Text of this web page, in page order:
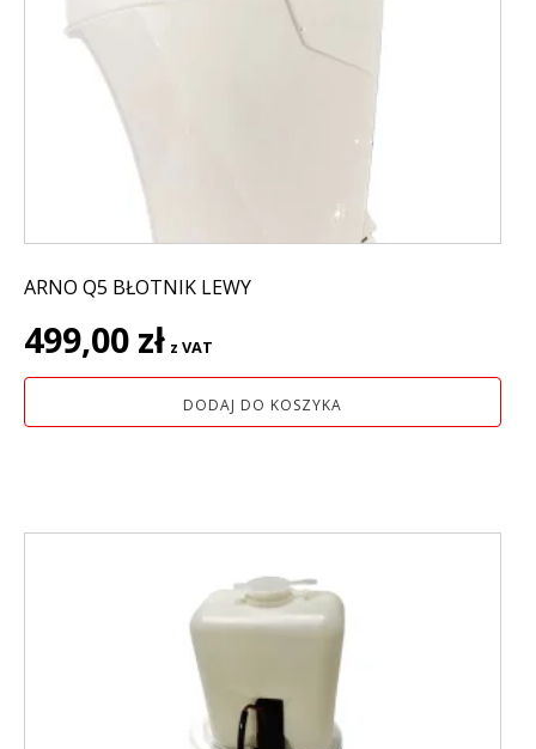
ARNO Q5 BŁOTNIK LEWY
499,00 zł z VAT
DODAJ DO KOSZYKA